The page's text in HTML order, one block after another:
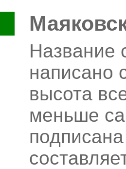
Название
написано
высота
меньше